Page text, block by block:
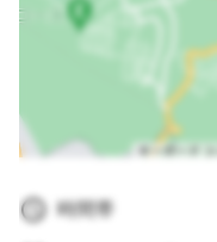
時間帯